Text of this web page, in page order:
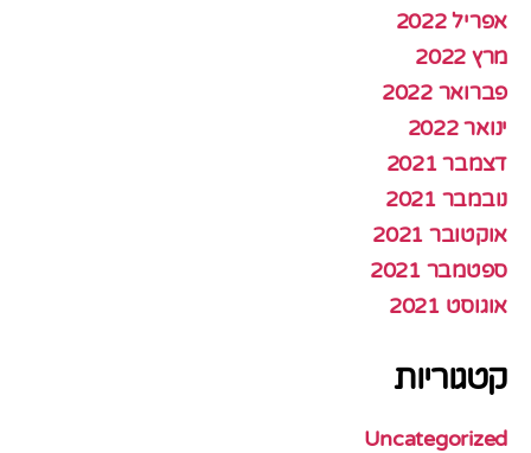
אפריל 2022
מרץ 2022
פברואר 2022
ינואר 2022
דצמבר 2021
נובמבר 2021
אוקטובר 2021
ספטמבר 2021
אוגוסט 2021
קטגוריות
Uncategorized